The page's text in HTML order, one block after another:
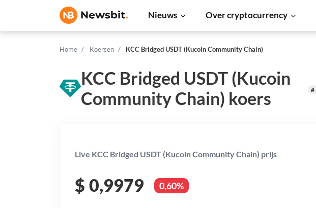
Nieuws Over cryptocurrency
Home Koersen KCC Bridged USDT (Kucoin Community Chain)
KCC Bridged USDT (Kucoin
Community Chain) koers
#
Live KCC Bridged USDT (Kucoin Community Chain) prijs
$ 0,9979 0,60%